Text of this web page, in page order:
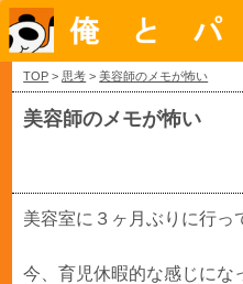
TOP > 思考 >美容師のメモが怖い
美容師のメモが怖い
美容室に３ヶ月ぶりに行っ
今、育児休暇的な感じにな